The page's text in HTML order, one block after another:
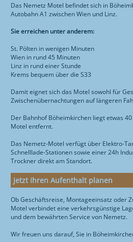
Das Nemetz Motel befindet sich in
Autobahn A1 zwischen Wien und Linz.
Sie erreichen unter anderem:
St. Pölten in wenigen Minuten
Wien in rund 45 Minuten
Linz in rund einer Stunde
Krems bequem über die S33
Damit eignet sich das Motel sowohl für
Zwischenübernachtungen auf längeren
Der Bahnhof Böheimkirchen liegt etwas
Motel entfernt.
Das Nemetz-Motel verfügt über Elektro-
Schnelllade-Stationen sowie einer 24h
Trockner direkt am Standort.
Jetzt Ihren Aufenthalt planen
Ob Geschäftsreise, Montageeinsatz oder
Motel verbindet eine verkehrsgünstige
und dem bewährten Service von Nemetz.
Wir freuen uns darauf, Sie in